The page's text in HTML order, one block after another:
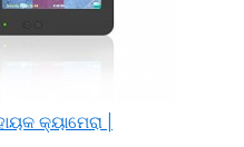
କ୍ୟାମେରା |